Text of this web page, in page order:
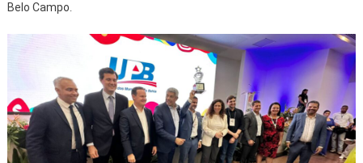
Belo Campo.